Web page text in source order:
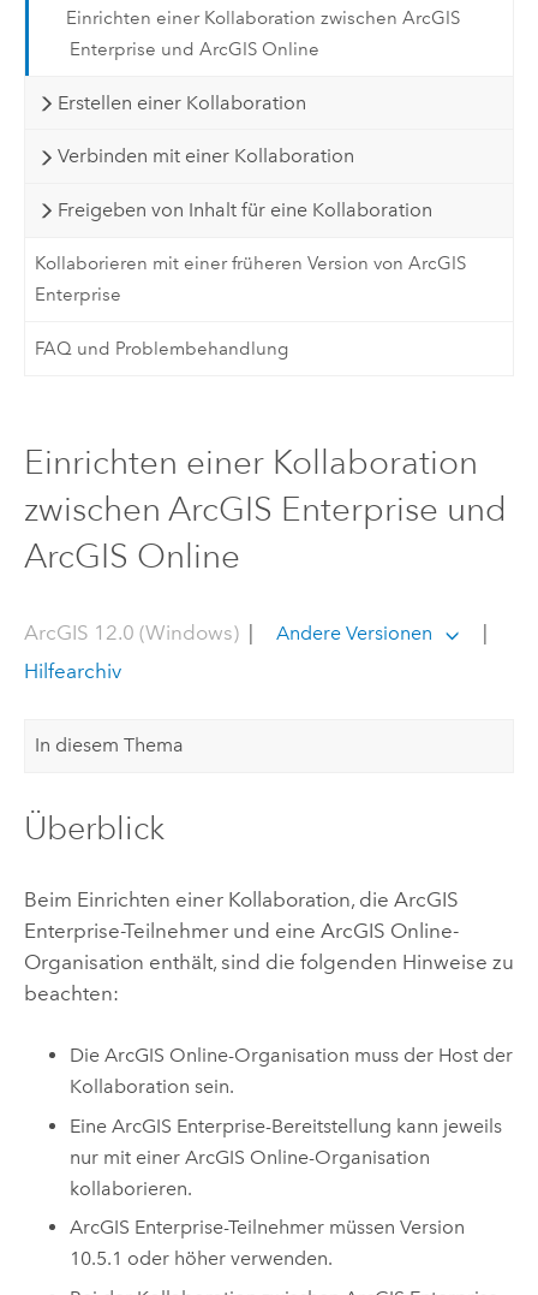
Einrichten einer Kollaboration zwischen ArcGIS
Enterprise und ArcGIS Online
Erstellen einer Kollaboration
Verbinden mit einer Kollaboration
Freigeben von Inhalt für eine Kollaboration
Kollaborieren mit einer früheren Version von ArcGIS
Enterprise
FAQ und Problembehandlung
Einrichten einer Kollaboration
zwischen ArcGIS Enterprise und
ArcGIS Online
ArcGIS 12.0 (Windows)| Andere Versionen
|
Hilfearchiv
In diesem Thema
Überblick
Beim Einrichten einer Kollaboration, die ArcGIS
Enterprise-Teilnehmer und eine ArcGIS Online-
Organisation enthält, sind die folgenden Hinweise zu
beachten:
DieArcGIS Online-Organisation muss der Host der
Kollaboration sein.
EineArcGIS Enterprise-Bereitstellung kann jeweils
nur mit einerArcGIS Online-Organisation
kollaborieren.
ArcGIS Enterprise-Teilnehmer müssen Version
10.5.1 oder höher verwenden.